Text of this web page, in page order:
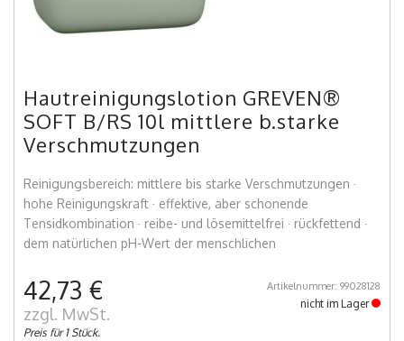
Hautreinigungslotion GREVEN®
SOFT B/RS 10l mittlere b.starke
Verschmutzungen
Reinigungsbereich: mittlere bis starke Verschmutzungen ·
hohe Reinigungskraft · effektive, aber schonende
Tensidkombination · reibe- und lösemittelfrei · rückfettend ·
dem natürlichen pH-Wert der menschlichen
42,73 €
zzgl. MwSt.
Preis für 1 Stück.
Artikelnummer: 99028128
nicht im Lager